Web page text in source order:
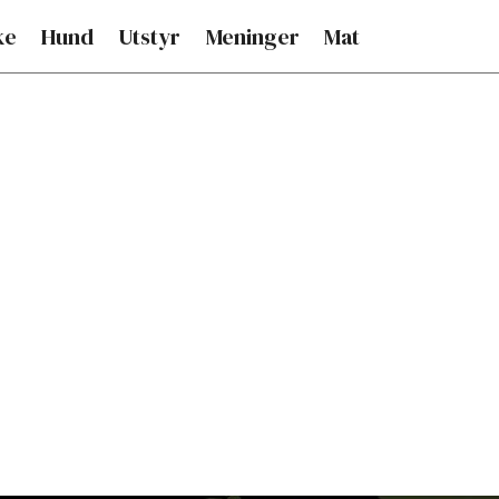
Hund Utstyr Meninger Mat